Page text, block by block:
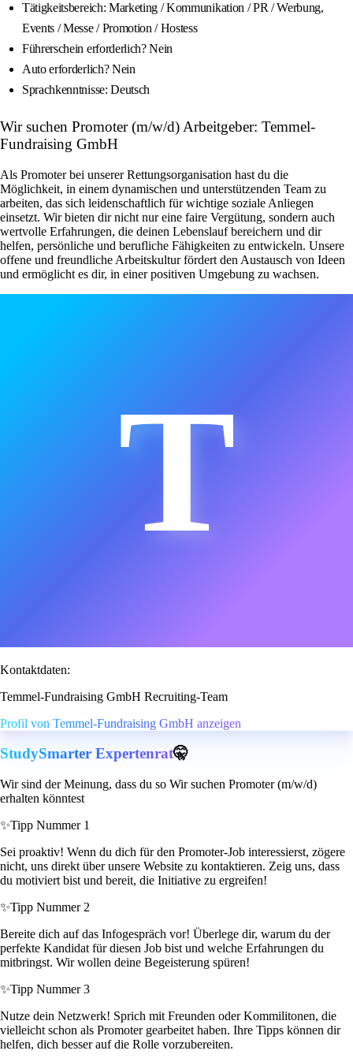
Tätigkeitsbereich: Marketing / Kommunikation / PR / Werbung,
Events / Messe / Promotion / Hostess
Führerschein erforderlich? Nein
Auto erforderlich? Nein
Sprachkenntnisse: Deutsch
Wir suchen Promoter (m/w/d) Arbeitgeber: Temmel-
Fundraising GmbH
Als Promoter bei unserer Rettungsorganisation hast du die
Möglichkeit, in einem dynamischen und unterstützenden Team zu
arbeiten, das sich leidenschaftlich für wichtige soziale Anliegen
einsetzt. Wir bieten dir nicht nur eine faire Vergütung, sondern auch
wertvolle Erfahrungen, die deinen Lebenslauf bereichern und dir
helfen, persönliche und berufliche Fähigkeiten zu entwickeln. Unsere
offene und freundliche Arbeitskultur fördert den Austausch von Ideen
und ermöglicht es dir, in einer positiven Umgebung zu wachsen.
T
Kontaktdaten:
Temmel-Fundraising GmbH Recruiting-Team
Profil von Temmel-Fundraising GmbH anzeigen
StudySmarter Expertenrat🤫
Wir sind der Meinung, dass du so Wir suchen Promoter (m/w/d)
erhalten könntest
✨Tipp Nummer 1
Sei proaktiv! Wenn du dich für den Promoter-Job interessierst, zögere
nicht, uns direkt über unsere Website zu kontaktieren. Zeig uns, dass
du motiviert bist und bereit, die Initiative zu ergreifen!
✨Tipp Nummer 2
Bereite dich auf das Infogespräch vor! Überlege dir, warum du der
perfekte Kandidat für diesen Job bist und welche Erfahrungen du
mitbringst. Wir wollen deine Begeisterung spüren!
✨Tipp Nummer 3
Nutze dein Netzwerk! Sprich mit Freunden oder Kommilitonen, die
vielleicht schon als Promoter gearbeitet haben. Ihre Tipps können dir
helfen, dich besser auf die Rolle vorzubereiten.